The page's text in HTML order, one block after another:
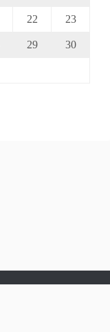
22 23
29 30